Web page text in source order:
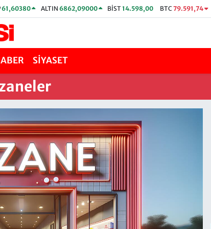
61,60380 ALTIN 6862,09000 BİST14.598,00 BTC 79.591,74
SİYASET